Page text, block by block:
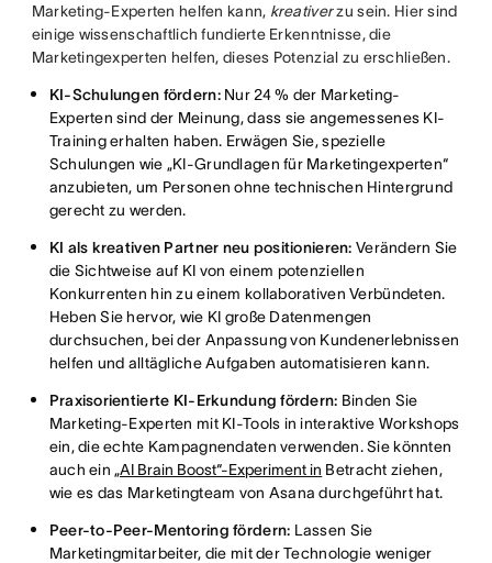
Marketing-Experten helfen kann, kreativerzu sein. Hier sind
einige wissenschaftlich fundierte Erkenntnisse, die
Marketingexperten helfen, dieses Potenzial zu erschließen.
KI-Schulungen fördern:Nur 24 % der Marketing-
Experten sind der Meinung, dass sie angemessenes KI-
Training erhalten haben. Erwägen Sie, spezielle
Schulungen wie „KI-Grundlagen für Marketingexperten“
anzubieten, um Personen ohne technischen Hintergrund
gerecht zu werden.
KI als kreativen Partner neu positionieren: Verändern Sie
die Sichtweise auf KI von einem potenziellen
Konkurrenten hin zu einem kollaborativen Verbündeten.
Heben Sie hervor, wie KI große Datenmengen
durchsuchen, bei der Anpassung von Kundenerlebnissen
helfen und alltägliche Aufgaben automatisieren kann.
Praxisorientierte KI-Erkundung fördern: Binden Sie
Marketing-Experten mit KI-Tools in interaktive Workshops
ein, die echte Kampagnendaten verwenden. Sie könnten
auch ein „AI Brain Boost“-Experiment in Betracht ziehen,
wie es das Marketingteam von Asana durchgeführt hat.
Peer-to-Peer-Mentoring fördern: Lassen Sie
Marketingmitarbeiter, die mit der Technologie weniger